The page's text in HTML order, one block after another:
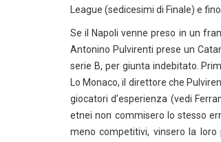
League (sedicesimi di Finale) e
Se il Napoli venne preso in un
Antonino Pulvirenti prese un
serie B, per giunta indebitato.
Lo Monaco, il direttore che
giocatori d’esperienza (vedi
etnei non commisero lo stesso
meno competitivi, vinsero la